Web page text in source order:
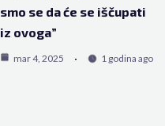
smo se da će se iščupati
iz ovoga”
mar 4, 2025 1 godina ago